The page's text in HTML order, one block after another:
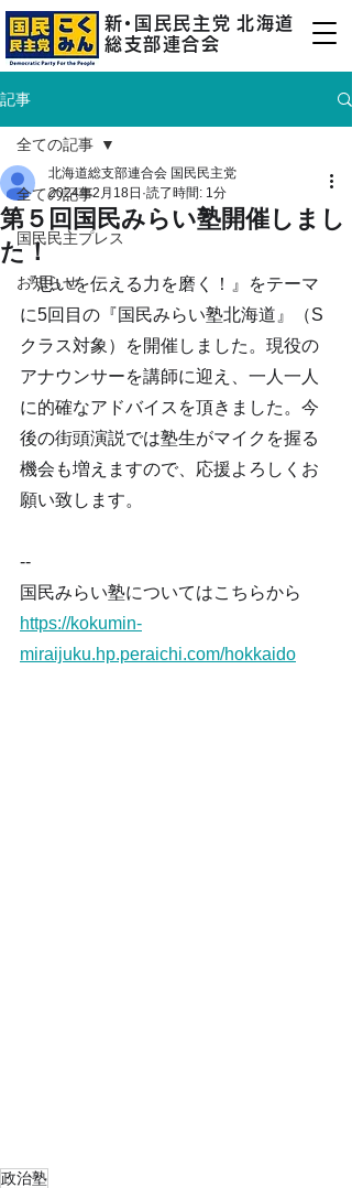
新・ 国民民主 党 北海道
総支部連合会
記事
全ての記事
国民民主プレス
お知らせ
全ての記事
第５回国民みらい塾開催しまし
た！
北海道総支部連合会 国民民主党
2024年2月18日 読了時間: 1分
『思いを伝える力を磨く！』をテーマ
に5回目の『国民みらい塾北海道』（S
クラス対象）を開催しました。現役の
アナウンサーを講師に迎え、一人一人
に的確なアドバイスを頂きました。今
後の街頭演説では塾生がマイクを握る
機会も増えますので、応援よろしくお
願い致します。
--
国民みらい塾についてはこちらから
https://kokumin-
miraijuku.hp.peraichi.com/hokkaido
政治塾